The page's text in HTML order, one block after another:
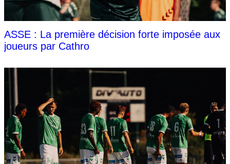
ASSE : La première décision forte imposée aux
joueurs par Cathro